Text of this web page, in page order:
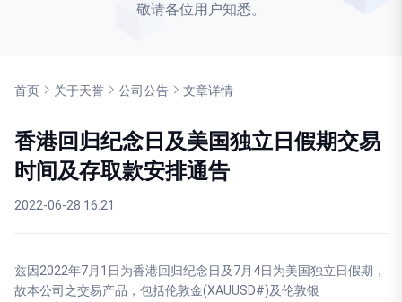
敬请各位用户知悉。
首页 关于天誉 公司公告 文章详情
香港回归纪念日及美国独立日假期交易
时间及存取款安排通告
2022-06-28 16:21
兹因2022年7月1日为香港回归纪念日及7月4日为美国独立日假期，
故本公司之交易产品，包括伦敦金(XAUUSD#)及伦敦银